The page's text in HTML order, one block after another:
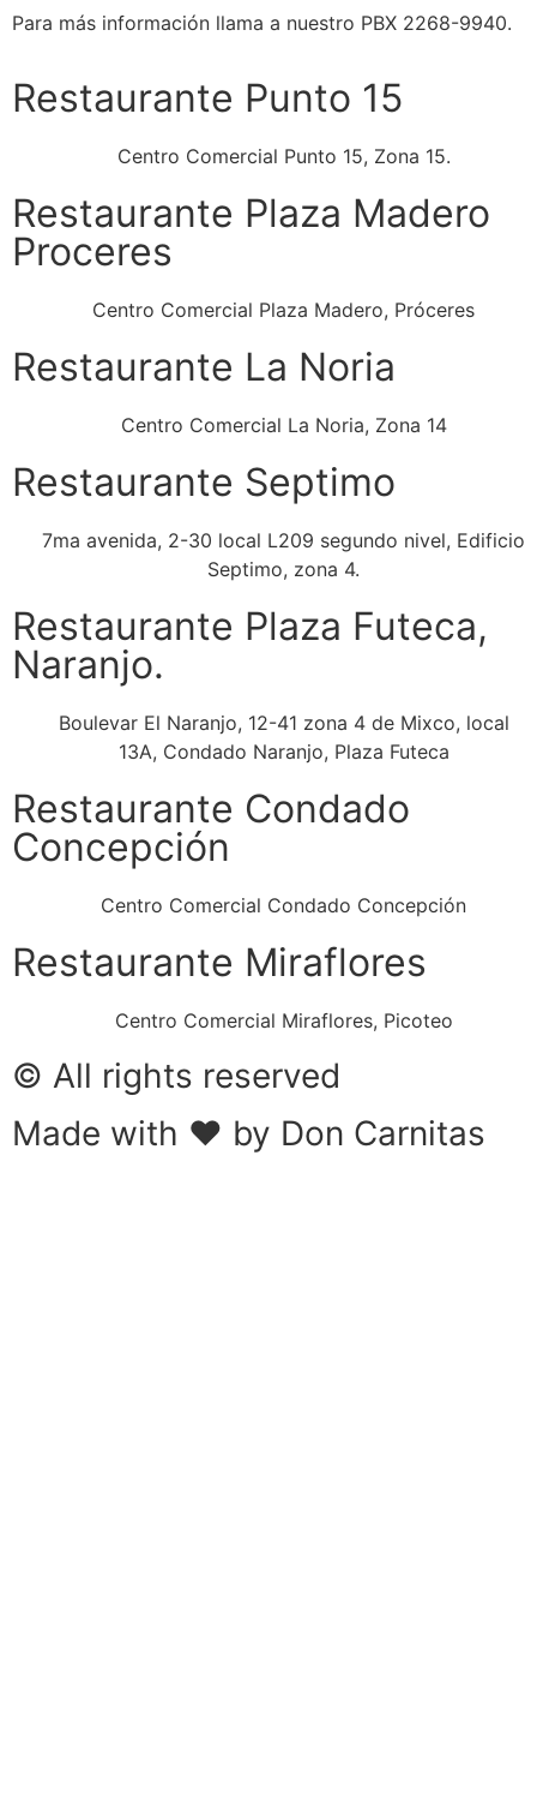
Para más información llama a nuestro PBX 2268-9940.
Restaurante Punto 15
Centro Comercial Punto 15, Zona 15.
Restaurante Plaza Madero
Proceres
Centro Comercial Plaza Madero, Próceres
Restaurante La Noria
Centro Comercial La Noria, Zona 14
Restaurante Septimo
7ma avenida, 2-30 local L209 segundo nivel, Edificio
Septimo, zona 4.
Restaurante Plaza Futeca,
Naranjo.
Boulevar El Naranjo, 12-41 zona 4 de Mixco, local
13A, Condado Naranjo, Plaza Futeca
Restaurante Condado
Concepción
Centro Comercial Condado Concepción
Restaurante Miraflores
Centro Comercial Miraflores, Picoteo
© All rights reserved
Made with ❤ by Don Carnitas